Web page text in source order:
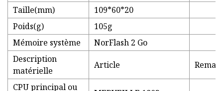
Taille(mm)
109*60*20
Poids(g)
105g
Mémoire système
NorFlash 2 Go
Description
matérielle
Article
CPU principal ou